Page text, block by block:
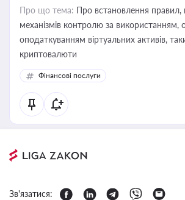
Про що тема: Про встановлення правил,
механізмів контролю за використанням,
оподаткуванням віртуальних активів,
криптовалюти
Фінансові послуги
Зв'язатися: